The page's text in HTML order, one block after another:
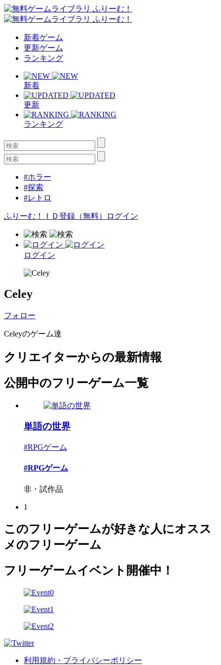
新着ゲーム
更新ゲーム
ランキング
新着
更新
ランキング
#ホラー
#探索
#レトロ
ふりーむ！ＩＤ登録（無料） ログイン
ログイン
Celey
フォロー
Celeyのゲーム達
クリエイターからの最新情報
公開中のフリーゲーム一覧
単語の世界
#RPGゲーム
#RPGゲーム
非・試作品
1
このフリーゲームが好きな人にオスス
メのフリーゲーム
フリーゲームイベント開催中！
利用規約・プライバシーポリシー